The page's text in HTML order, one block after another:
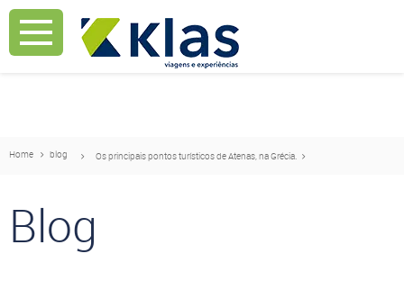
Mostrar Aviso
Home blog Os principais pontos turísticos de Atenas, na Grécia.
Blog